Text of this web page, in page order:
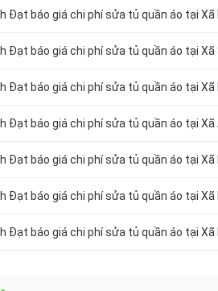
Đạt báo giá chi phí sửa tủ quần áo tại Xã
Đạt báo giá chi phí sửa tủ quần áo tại Xã
Đạt báo giá chi phí sửa tủ quần áo tại
Đạt báo giá chi phí sửa tủ quần áo tại Xã
Đạt báo giá chi phí sửa tủ quần áo tại Xã
Đạt báo giá chi phí sửa tủ quần áo tại Xã
Đạt báo giá chi phí sửa tủ quần áo tại